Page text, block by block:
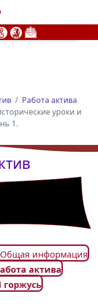
Работа актива
уроки и
1.
Общая информация
актива
горжусь